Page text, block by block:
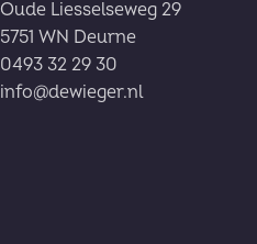
Oude Liesselseweg 29
5751 WN Deurne
0493 32 29 30
info@dewieger.nl